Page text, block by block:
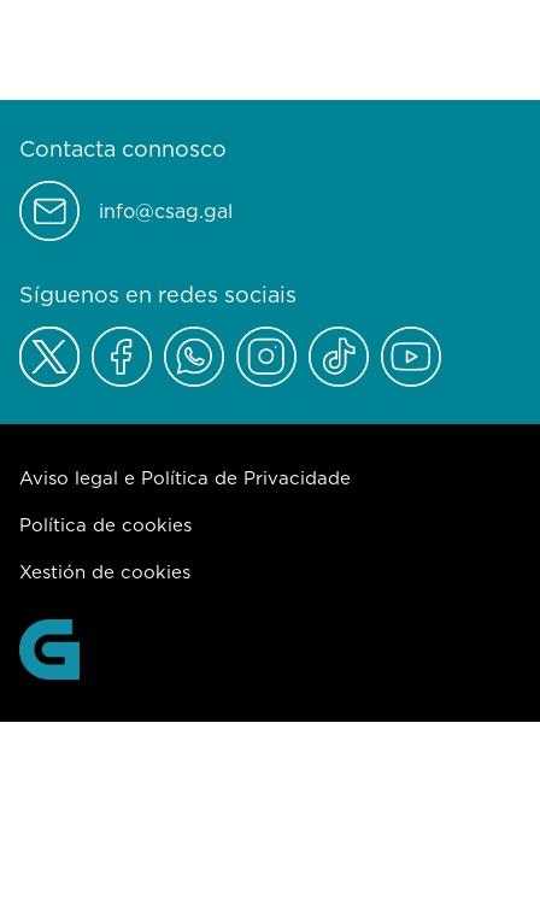
Contacta connosco
info@csag.gal
Síguenos en redes sociais
Aviso legal e Política de Privacidade
Política de cookies
Xestión de cookies